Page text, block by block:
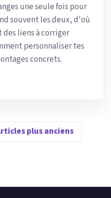
une seule fois pour
souvent les deux, d'où
des liens à corriger
personnaliser tes
concrets.
plus anciens